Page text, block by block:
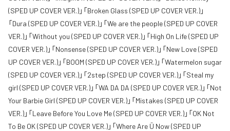
(SPED UP COVER VER.)」「Broken Glass (SPED UP COVER VER.)」
「Dura (SPED UP COVER VER.)」「We are the people (SPED UP COVER
VER.)」「Without you (SPED UP COVER VER.)」「High On Life (SPED UP
COVER VER.)」「Nonsense (SPED UP COVER VER.)」「New Love (SPED
UP COVER VER.)」「BOOM (SPED UP COVER VER.)」「Watermelon sugar
(SPED UP COVER VER.)」「2step (SPED UP COVER VER.)」「Steal my
girl (SPED UP COVER VER.)」「WA DA DA (SPED UP COVER VER.)」「Not
Your Barbie Girl (SPED UP COVER VER.)」「Mistakes (SPED UP COVER
VER.)」「Leave Before You Love Me (SPED UP COVER VER.)」「OK Not
To Be OK (SPED UP COVER VER.)」「Where Are Ü Now (SPED UP